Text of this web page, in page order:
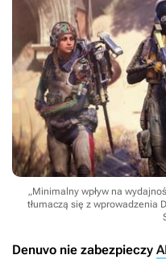
„Minimalny wpływ na
tłumaczą się z wprowadzenia
Denuvo nie zabezpieczy